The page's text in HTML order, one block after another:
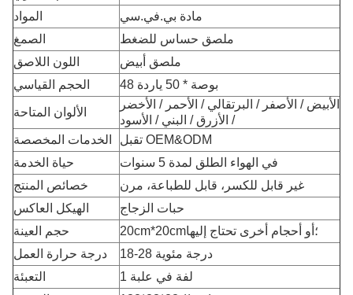
المواد
مادة بي.في.سي
الصمغ
ملصق حساس للضغط
اللون اللاصق
ملصق أبيض
الحجم القياسي
48 بوصة * 50 ياردة
الألوان المتاحة
الأبيض / الأصفر / البرتقالي / الأحمر / الأخضر
/ الأزرق / البني / الأسود
الخدمات المخصصة
تقبل OEM&ODM
حياة الخدمة
في الهواء الطلق لمدة 5 سنوات
خصائص المنتج
غير قابل للكسر، قابل للطباعة، مرن
الهيكل العاكس
حبات الزجاج
حجم العينة
20cm*20cm؛أو أحجام أخرى تحتاج إليها
درجة حرارة العمل
18-28 درجة مئوية
التعبئة
1 لفة في علبة